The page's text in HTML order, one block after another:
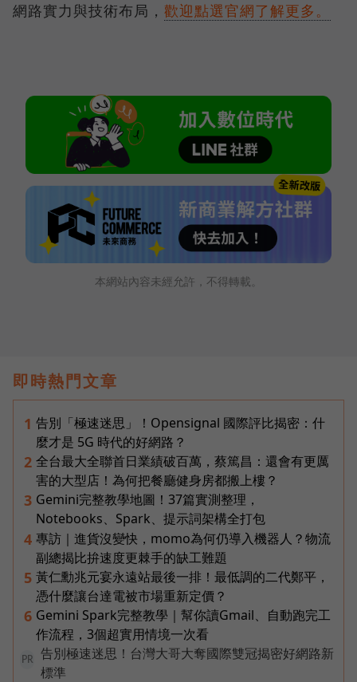
網路實力與技術布局， 歡迎點選官網了解更多。
本網站內容未經允許，不得轉載。
即時熱門文章
1 告別「極速迷思」！Opensignal 國際評比揭密：什
麼才是 5G 時代的好網路？
2 全台最大全聯首日業績破百萬，蔡篤昌：還會有更厲
害的大型店！為何把餐廳健身房都搬上樓？
3 Gemini完整教學地圖！37篇實測整理，
Notebooks、Spark、提示詞架構全打包
4 專訪｜進貨沒變快，momo為何仍導入機器人？物流
副總揭比拚速度更棘手的缺工難題
5 黃仁勳兆元宴永遠站最後一排！最低調的二代鄭平，
憑什麼讓台達電被市場重新定價？
6 Gemini Spark完整教學｜幫你讀Gmail、自動跑完工
作流程，3個超實用情境一次看
PR
告別極速迷思！台灣大哥大奪國際雙冠揭密好網路新
標準